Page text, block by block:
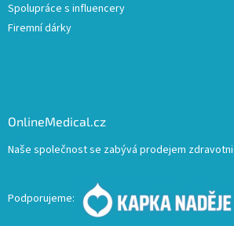
Spolupráce s influencery
Firemní dárky
OnlineMedical.cz
Naše společnost se zabývá prodejem
Podporujeme: